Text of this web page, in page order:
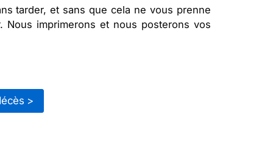
tarder, et sans que cela ne vous prenne
imprimerons et nous posterons vos
>